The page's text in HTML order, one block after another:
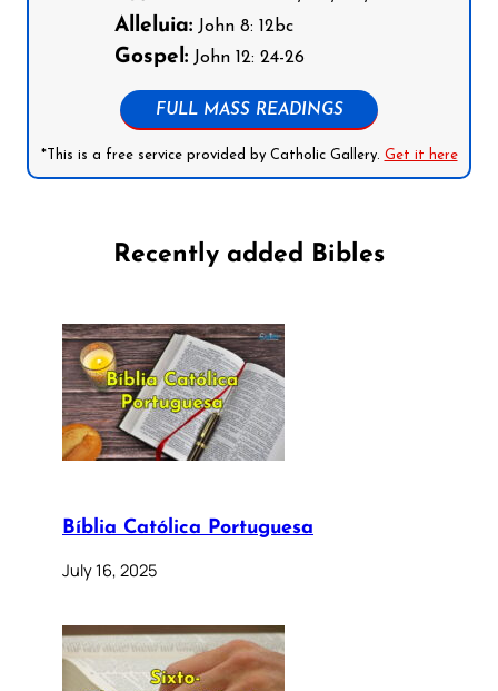
Alleluia: John 8: 12bc
Gospel: John 12: 24-26
FULL MASS READINGS
*This is a free service provided by Catholic Gallery. Get it here
Recently added Bibles
Bíblia Católica Portuguesa
July 16, 2025